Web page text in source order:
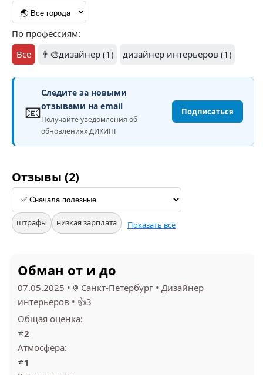
По профессиям:
Все
👨‍🎨дизайнер (1) дизайнер интерьеров (1)
📧
Следите за новыми
отзывами на email
Получайте уведомления об
обновлениях ДИКИНГ
Подписаться
Отзывы (2)
штрафы низкая зарплата Показать все
Обман от и до
07.05.2025 • Санкт-Петербург • Дизайнер
интерьеров • 👍3
Общая оценка:
⭐2
Атмосфера:
⭐1